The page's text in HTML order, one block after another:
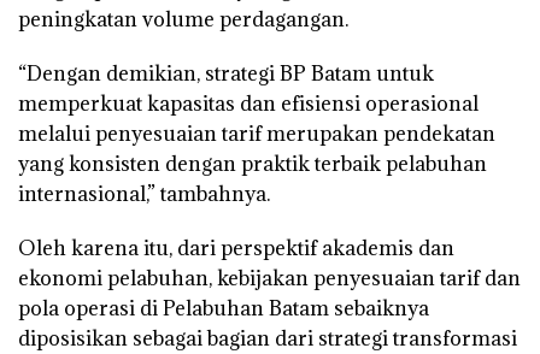
peningkatan volume perdagangan.
“Dengan demikian, strategi BP Batam untuk
memperkuat kapasitas dan efisiensi operasional
melalui penyesuaian tarif merupakan pendekatan
yang konsisten dengan praktik terbaik pelabuhan
internasional,” tambahnya.
Oleh karena itu, dari perspektif akademis dan
ekonomi pelabuhan, kebijakan penyesuaian tarif dan
pola operasi di Pelabuhan Batam sebaiknya
diposisikan sebagai bagian dari strategi transformasi